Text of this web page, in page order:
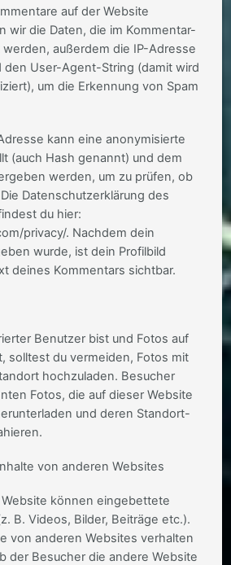
auf der Website
wir die Daten, die im Kommentar-
werden, außerdem die IP-Adresse
den User-Agent-String (damit wird
um die Erkennung von Spam
kann eine anonymisierte
(auch Hash genannt) und dem
werden, um zu prüfen, ob
Datenschutzerklärung des
du hier:
privacy/. Nachdem dein
wurde, ist dein Profilbild
deines Kommentars sichtbar.
Benutzer bist und Fotos auf
solltest du vermeiden, Fotos mit
hochzuladen. Besucher
Fotos, die auf dieser Website
und deren Standort-
von anderen Websites
können eingebettete
B. Videos, Bilder, Beiträge etc.).
von anderen Websites verhalten
der Besucher die andere Website